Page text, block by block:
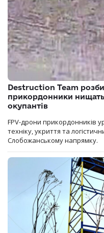
Destruction Team
прикордонники нищать
окупантів
FPV-дрони прикордонників
техніку, укриття та
Слобожанському напрямку.